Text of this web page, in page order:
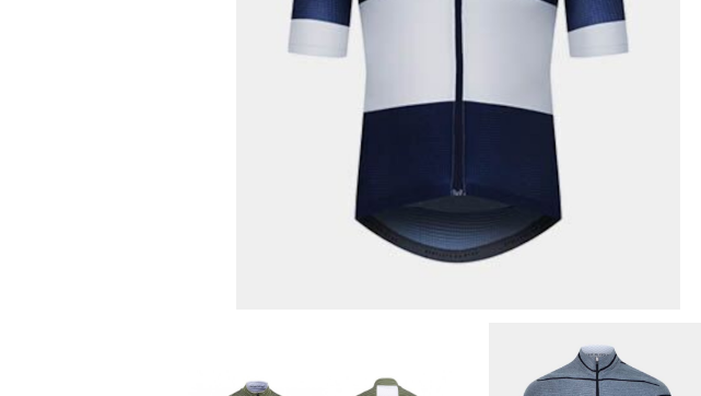
Cafe du Cycliste サイクルジャージ （ Angeline ）
¥21,560
30%OFF